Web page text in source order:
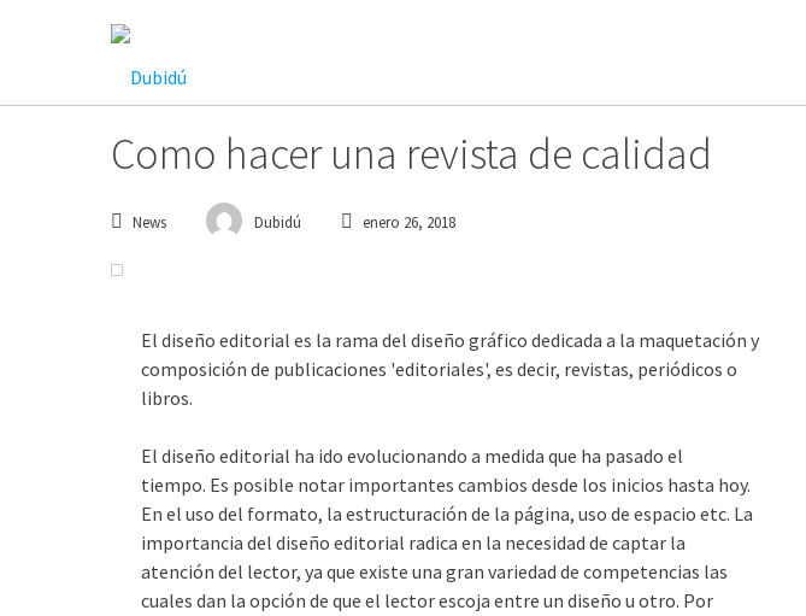
Como hacer una revista de calidad
News Dubidú enero 26, 2018
El diseño editorial es la rama del diseño gráfico dedicada a la maquetación y
composición de publicaciones 'editoriales', es decir, revistas, periódicos o
libros.
El diseño editorial ha ido evolucionando a medida que ha pasado el
tiempo. Es posible notar importantes cambios desde los inicios hasta hoy.
En el uso del formato, la estructuración de la página, uso de espacio etc. La
importancia del diseño editorial radica en la necesidad de captar la
atención del lector, ya que existe una gran variedad de competencias las
cuales dan la opción de que el lector escoja entre un diseño u otro. Por